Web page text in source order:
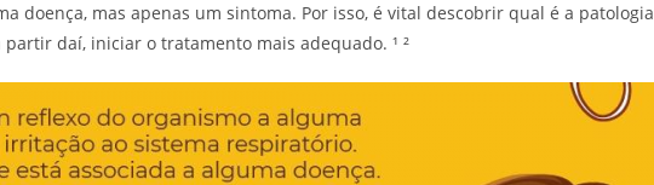
doença, mas apenas um sintoma. Por isso, é vital descobrir qual é a patologia
daí, iniciar o tratamento mais adequado. ¹ ²